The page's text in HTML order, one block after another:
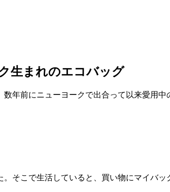
生まれのエコバッグ
年前にニューヨークで出合って以来愛用
そこで生活していると、買い物にマイバッ